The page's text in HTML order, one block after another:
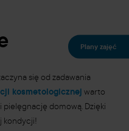
się od zadawania
kosmetologicznej warto
pielęgnację domową. Dzięki
kondycji!
Plany zajęć